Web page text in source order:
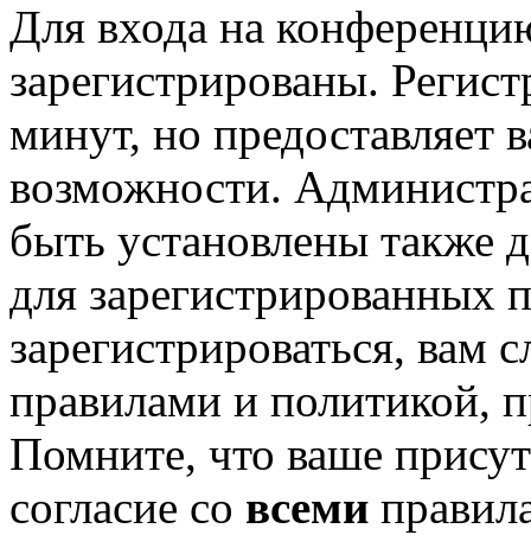
Для входа на
зарегистрированы.
минут, но предоставляет
возможности.
быть установлены также
для зарегистрированных
зарегистрироваться, вам
правилами и политикой,
Помните, что ваше
согласие со всеми